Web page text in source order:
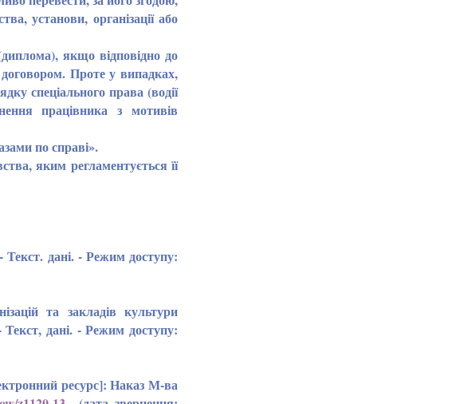
установи, організації або
якщо відповідно до
Проте у випадках,
спеціального права (водії
працівника з мотивів
по справі».
яким регламентується її
дані. - Режим доступу:
та закладів культури
дані. - Режим доступу:
ресурс]: Наказ М-ва